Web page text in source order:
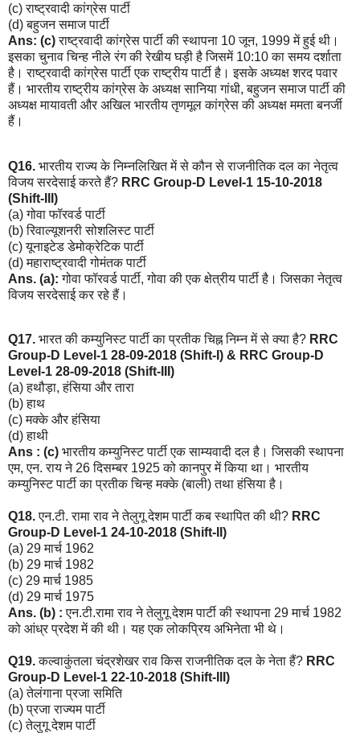
(c) राष्ट्रवादी कांग्रेस पार्टी
(d) बहुजन समाज पार्टी
Ans: (c)राष्ट्रवादी कांग्रेस पार्टी की स्थापना 10 जून, 1999 में हुई थी।
इसका चुनाव चिन्ह नीले रंग की रेखीय घड़ी है जिसमें 10:10 का समय दर्शाता
है। राष्ट्रवादी कांग्रेस पार्टी एक राष्ट्रीय पार्टी है। इसके अध्यक्ष शरद पवार
हैं। भारतीय राष्ट्रीय कांग्रेस के अध्यक्ष सानिया गांधी, बहुजन समाज पार्टी की
अध्यक्ष मायावती और अखिल भारतीय तृणमूल कांग्रेस की अध्यक्ष ममता बनर्जी
हैं।
Q16. भारतीय राज्य के निम्नलिखित में से कौन से राजनीतिक दल का नेतृत्व
विजय सरदेसाई करते हैं? RRC Group-D Level-1 15-10-2018
(Shift-III)
(a) गोवा फॉरवर्ड पार्टी
(b) रिवाल्यूशनरी सोशलिस्ट पार्टी
(c) यूनाइटेड डेमोक्रेटिक पार्टी
(d) महाराष्ट्रवादी गोमंतक पार्टी
Ans. (a): गोवा फॉरवर्ड पार्टी, गोवा की एक क्षेत्रीय पार्टी है। जिसका नेतृत्व
विजय सरदेसाई कर रहे हैं।
Q17. भारत की कम्युनिस्ट पार्टी का प्रतीक चिह्न निम्न में से क्या है? RRC
Group-D Level-1 28-09-2018 (Shift-I) & RRC Group-D
Level-1 28-09-2018 (Shift-III)
(a) हथौड़ा, हंसिया और तारा
(b) हाथ
(c) मक्के और हंसिया
(d) हाथी
Ans : (c) भारतीय कम्युनिस्ट पार्टी एक साम्यवादी दल है। जिसकी स्थापना
एम, एन. राय ने 26 दिसम्बर 1925 को कानपुर में किया था। भारतीय
कम्युनिस्ट पार्टी का प्रतीक चिन्ह मक्के (बाली) तथा हंसिया है।
Q18.एन.टी. रामा राव ने तेलुगू देशम पार्टी कब स्थापित की थी? RRC
Group-D Level-1 24-10-2018 (Shift-II)
(a) 29 मार्च 1962
(b) 29 मार्च 1982
(c) 29 मार्च 1985
(d) 29 मार्च 1975
Ans. (b) :एन.टी.रामा राव ने तेलुगू देशम पार्टी की स्थापना 29 मार्च 1982
को आंध्र प्रदेश में की थी। यह एक लोकप्रिय अभिनेता भी थे।
Q19.कल्वाकुंतला चंद्रशेखर राव किस राजनीतिक दल के नेता हैं? RRC
Group-D Level-1 22-10-2018 (Shift-III)
(a) तेलंगाना प्रजा समिति
(b) प्रजा राज्यम पार्टी
(c) तेलुगू देशम पार्टी